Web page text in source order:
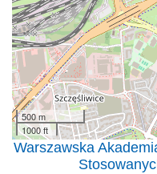
500 m
1000 ft
Warszawska